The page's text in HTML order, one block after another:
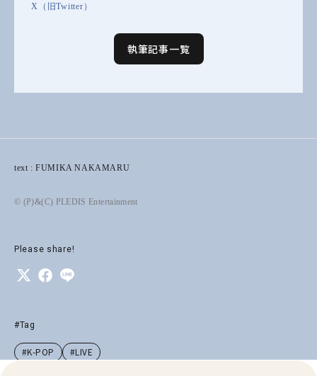
X（旧Twitter）
執筆記事一覧
text : FUMIKA NAKAMARU
© (P)&(C) PLEDIS Entertainment
Please share!
#Tag
#K-POP #LIVE